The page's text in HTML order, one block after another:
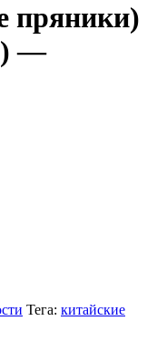
пряники)
—
Тега: китайские